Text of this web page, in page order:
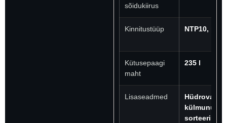
sõidukiirus
Kinnitustüüp NTP10,
Kütusepaagi
maht
235 l
Lisaseadmed
külmunud